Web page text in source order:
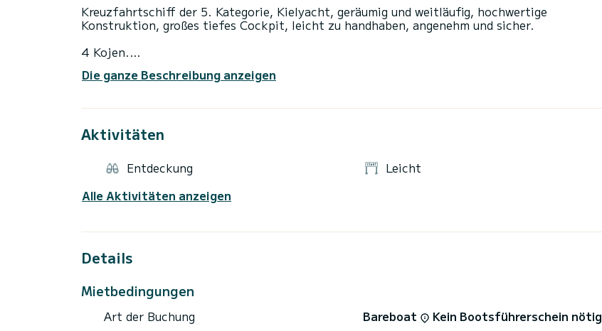
Kreuzfahrtschiff der 5. Kategorie, Kielyacht, geräumig und weitläufig, hochwertige
Konstruktion, großes tiefes Cockpit, leicht zu handhaben, angenehm und sicher.
4 Kojen.
Trockentoilette.
Sicherheitsausrüstung, Badeleiter, Mercury 6 PS Motor ohne Führerschein.
Beiboot.
Die ganze Beschreibung anzeigen
Aktivitäten
Entdeckung
Leicht
Alle Aktivitäten anzeigen
Details
Mietbedingungen
Art der Buchung Bareboat
Kein Bootsführerschein nötig